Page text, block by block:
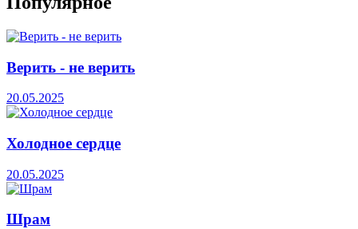
Верить - не верить
20.05.2025
Холодное сердце
20.05.2025
Шрам